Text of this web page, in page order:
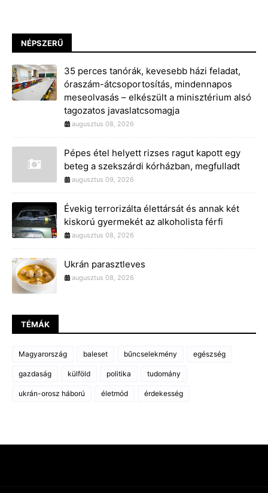
NÉPSZERŰ
35 perces tanórák, kevesebb házi feladat,
óraszám-átcsoportosítás, mindennapos
meseolvasás – elkészült a minisztérium alsó
tagozatos javaslatcsomagja
augusztus 08, 2026
Pépes étel helyett rizses ragut kapott egy
beteg a szekszárdi kórházban, megfulladt
augusztus 09, 2026
Évekig terrorizálta élettársát és annak két
kiskorú gyermekét az alkoholista férfi
augusztus 08, 2026
Ukrán parasztleves
augusztus 08, 2026
TÉMÁK
Magyarország baleset bűncselekmény egészség
gazdaság külföld politika tudomány
ukrán-orosz háború életmód érdekesség